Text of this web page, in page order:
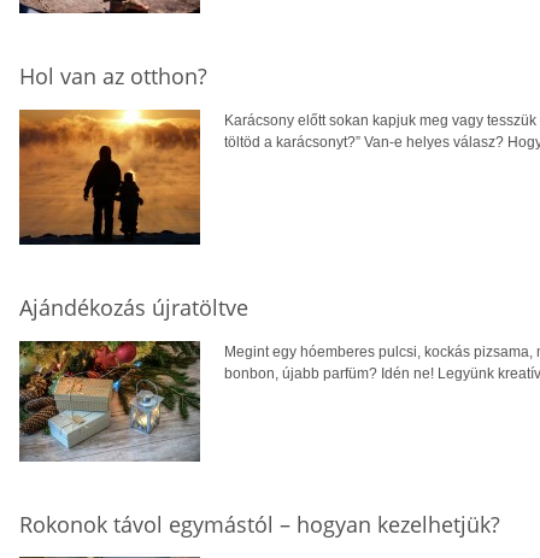
Hol van az otthon?
Karácsony előtt sokan kapjuk meg vagy
töltöd a karácsonyt?” Van-e helyes válasz?
Ajándékozás újratöltve
Megint egy hóemberes pulcsi, kockás
bonbon, újabb parfüm? Idén ne! Legyünk
Rokonok távol egymástól – hogyan kezelhetjük?